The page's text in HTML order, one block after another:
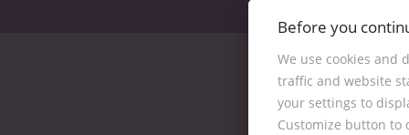
Before you
We use cookies and
traffic and website
your settings to
Customize button to